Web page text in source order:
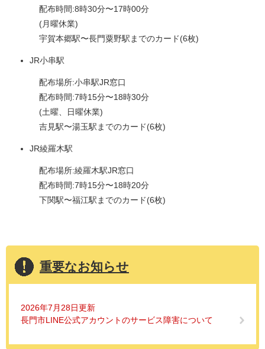
配布時間:8時30分〜17時00分
(月曜休業)
宇賀本郷駅〜長門粟野駅までのカード(6枚)
JR小串駅
配布場所:小串駅JR窓口
配布時間:7時15分〜18時30分
(土曜、日曜休業)
吉見駅〜湯玉駅までのカード(6枚)
JR綾羅木駅
配布場所:綾羅木駅JR窓口
配布時間:7時15分〜18時20分
下関駅〜福江駅までのカード(6枚)
重要なお知らせ
2026年7月28日更新
長門市LINE公式アカウントのサービス障害について